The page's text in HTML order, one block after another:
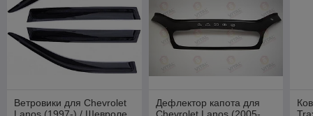
Ветровики для Chevrolet
Дефлектор капота для